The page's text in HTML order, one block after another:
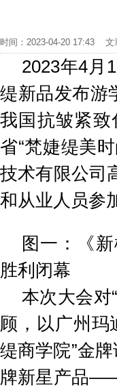
时间：2023-04-20 17:43
2023年4月
缇新品发布游
我国抗皱紧
省“梵婕缇美
技术有限公司
和从业人员参
图一：《
胜利闭幕
本次大会对
顾，以广州玛
缇商学院”金
牌新星产品